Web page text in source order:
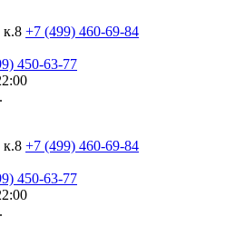
к.8 +7 (499) 460-69-84
450-63-77
к.8 +7 (499) 460-69-84
450-63-77